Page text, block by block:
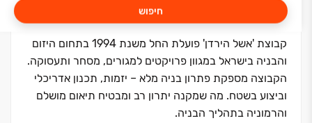
חיפוש
קבוצת 'אשל הירדן' פועלת החל משנת 1994 בתחום היזום
והבניה בישראל במגוון פרויקטים למגורים, מסחר ותעסוקה.
הקבוצה מספקת פתרון בניה מלא – יזמות, תכנון אדריכלי
וביצוע בשטח. מה שמקנה יתרון רב ומבטיח תיאום מושלם
והרמוניה בתהליך הבניה.